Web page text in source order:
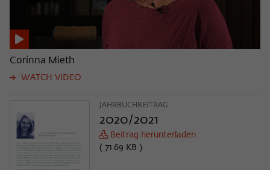
Corinna Mieth
WATCH VIDEO
JAHRBUCHBEITRAG
2020/2021
Beitrag herunterladen
( 71.69 KB )